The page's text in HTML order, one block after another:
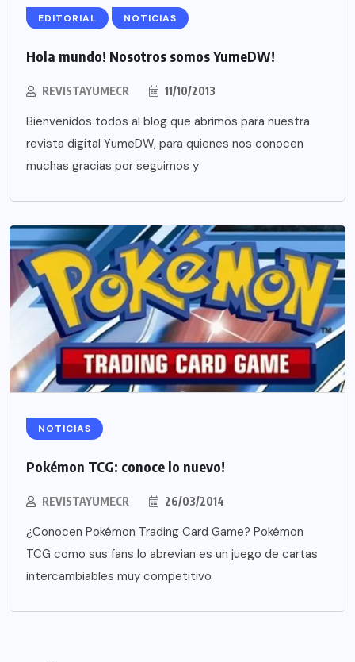
EDITORIAL NOTICIAS
Hola mundo! Nosotros somos YumeDW!
REVISTAYUMECR 11/10/2013
Bienvenidos todos al blog que abrimos para nuestra
revista digital YumeDW, para quienes nos conocen
muchas gracias por seguirnos y
NOTICIAS
Pokémon TCG: conoce lo nuevo!
REVISTAYUMECR 26/03/2014
¿Conocen Pokémon Trading Card Game? Pokémon
TCG como sus fans lo abrevian es un juego de cartas
intercambiables muy competitivo